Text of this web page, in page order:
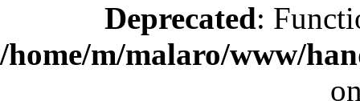
Deprecated:
/home/m/malaro/www/